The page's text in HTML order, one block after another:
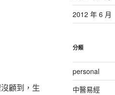
顧到，生
2012 年 6 月
分類
personal
中醫易經